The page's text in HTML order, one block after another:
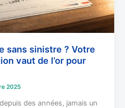
sans sinistre ? Votre
vaut de l’or pour
2025
des années, jamais un